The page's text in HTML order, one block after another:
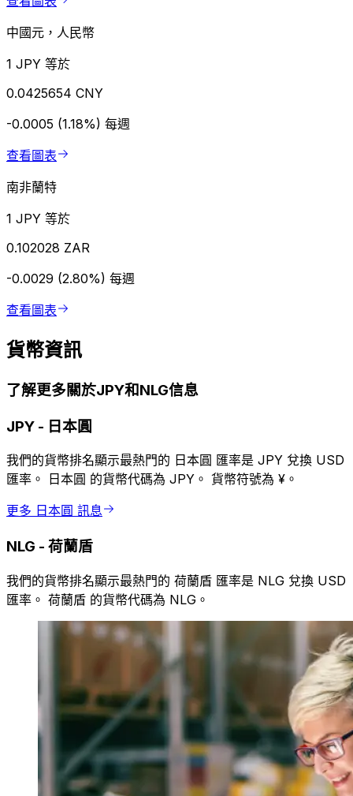
中國元，人民幣
1 JPY 等於
0.0425654 CNY
-0.0005 (1.18%) 每週
查看圖表
南非蘭特
1 JPY 等於
0.102028 ZAR
-0.0029 (2.80%) 每週
查看圖表
貨幣資訊
了解更多關於JPY和NLG信息
JPY - 日本圓
我們的貨幣排名顯示最熱門的 日本圓 匯率是 JPY 兌換 USD
匯率。 日本圓 的貨幣代碼為 JPY。 貨幣符號為 ¥。
更多 日本圓 訊息
NLG - 荷蘭盾
我們的貨幣排名顯示最熱門的 荷蘭盾 匯率是 NLG 兌換 USD
匯率。 荷蘭盾 的貨幣代碼為 NLG。